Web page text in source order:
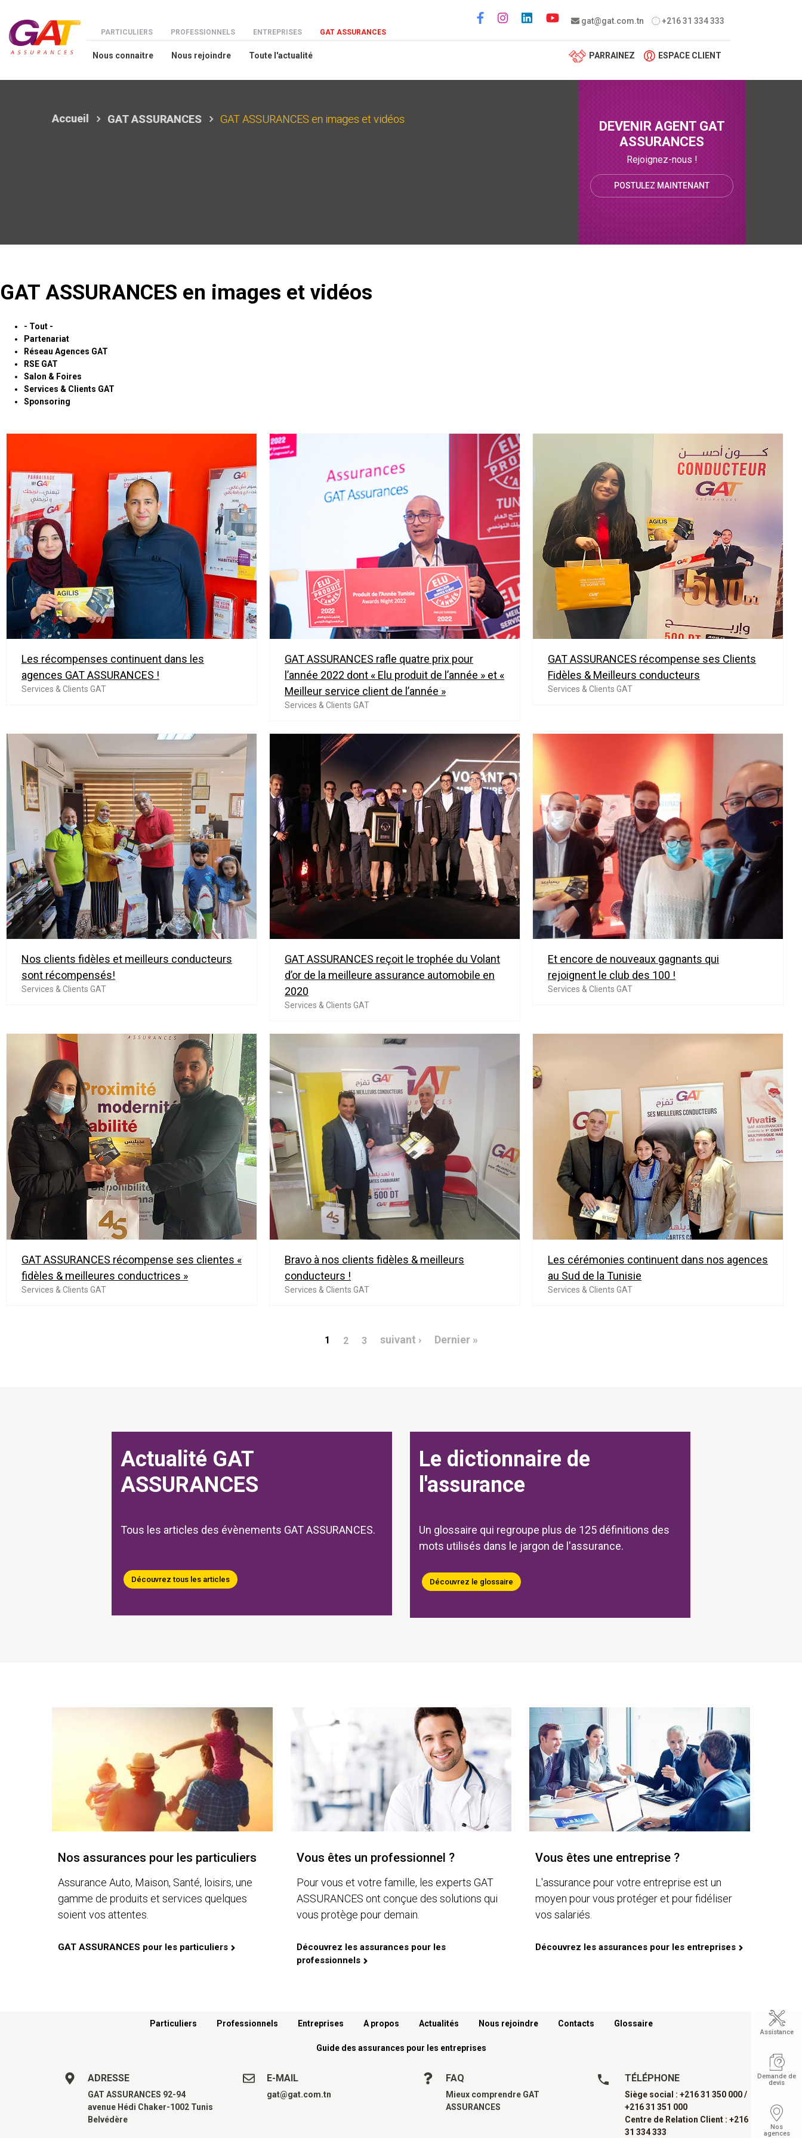
Menu espaces
PARTICULIERS PROFESSIONNELS ENTREPRISES GAT ASSURANCES
gat@gat.com.tn +216 31 334 333
Social menu
Nous connaitre Nous rejoindre Toute l'actualité PARRAINEZ ESPACE CLIENT
Accueil GAT ASSURANCES GAT ASSURANCES en images et vidéos
DEVENIR AGENT GAT
ASSURANCES
Rejoignez-nous !
POSTULEZ MAINTENANT
GAT ASSURANCES en images et vidéos
- Tout -
Partenariat
Réseau Agences GAT
RSE GAT
Salon & Foires
Services & Clients GAT
Sponsoring
Les récompenses continuent dans les
agences GAT ASSURANCES !
Services & Clients GAT
GAT ASSURANCES rafle quatre prix pour
l’année 2022 dont « Elu produit de l’année » et «
Meilleur service client de l’année »
Services & Clients GAT
GAT ASSURANCES récompense ses Clients
Fidèles & Meilleurs conducteurs
Services & Clients GAT
Nos clients fidèles et meilleurs conducteurs
sont récompensés!
Services & Clients GAT
GAT ASSURANCES reçoit le trophée du Volant
d’or de la meilleure assurance automobile en
2020
Services & Clients GAT
Et encore de nouveaux gagnants qui
rejoignent le club des 100 !
Services & Clients GAT
GAT ASSURANCES récompense ses clientes «
fidèles & meilleures conductrices »
Services & Clients GAT
Bravo à nos clients fidèles & meilleurs
conducteurs !
Services & Clients GAT
Les cérémonies continuent dans nos agences
au Sud de la Tunisie
Services & Clients GAT
1 2 3 suivant ›Page suivante
Dernier »Dernière page
Actualité GAT
ASSURANCES
Tous les articles des évènements GAT ASSURANCES.
Découvrez tous les articles
Le dictionnaire de
l'assurance
Un glossaire qui regroupe plus de 125 définitions des
mots utilisés dans le jargon de l'assurance.
Découvrez le glossaire
Nos assurances pour les particuliers
Assurance Auto, Maison, Santé, loisirs, une
gamme de produits et services quelques
soient vos attentes.
GAT ASSURANCES pour les particuliers
Vous êtes un professionnel ?
Pour vous et votre famille, les experts GAT
ASSURANCES ont conçue des solutions qui
vous protège pour demain.
Découvrez les assurances pour les
professionnels
Vous êtes une entreprise ?
L'assurance pour votre entreprise est un
moyen pour vous protéger et pour fidéliser
vos salariés.
Découvrez les assurances pour les entreprises
Particuliers Professionnels Entreprises A propos Actualités Nous rejoindre Contacts Glossaire
Guide des assurances pour les entreprises
ADRESSE
GAT ASSURANCES 92-94
avenue Hédi Chaker-1002 Tunis
Belvédère
E-MAIL
gat@gat.com.tn
FAQ
Mieux comprendre GAT
ASSURANCES
TÉLÉPHONE
Siège social : +216 31 350 000 /
+216 31 351 000
Centre de Relation Client : +216
31 334 333
Assistance
Demande de
devis
Nos
agences